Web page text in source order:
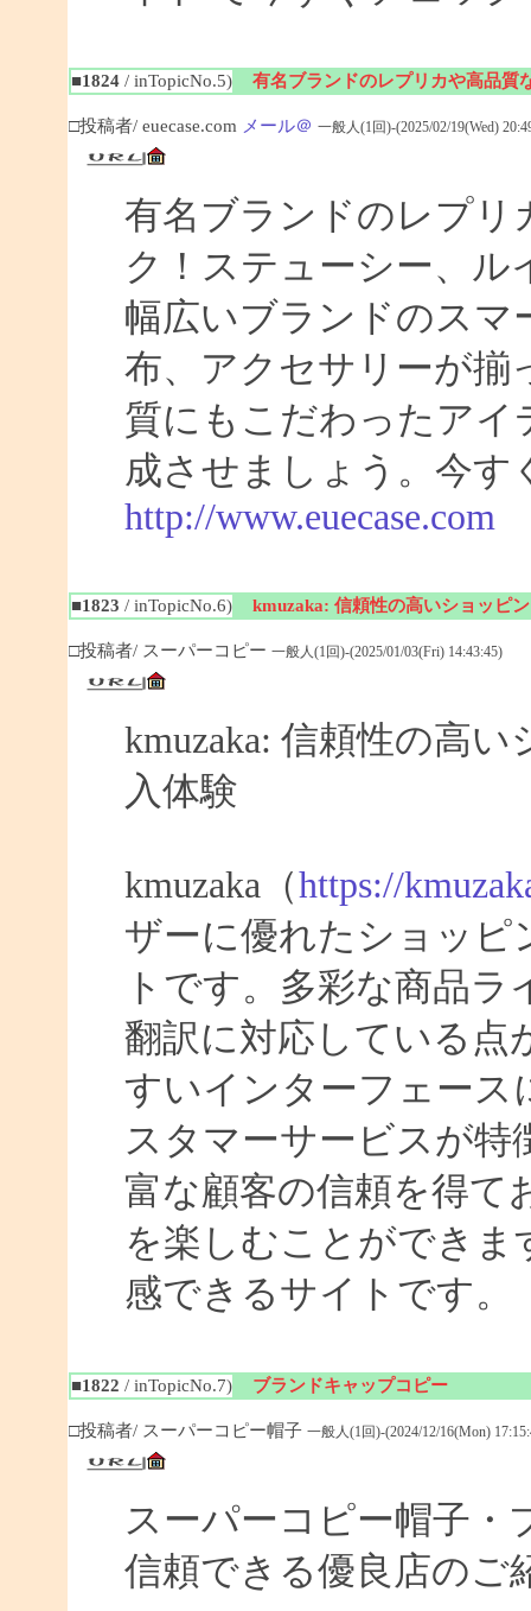
■1824/ inTopicNo.5) 有名ブランドのレプリカや高品質
□投稿者/ euecase.com メール＠ 一般人(1回)-(2025/02/19(Wed)
有名ブランドのレプリ
ク！ステューシー、ル
幅広いブランドのスマ
布、アクセサリーが揃
質にもこだわったア
成させましょう。今す
http://www.euecase.com
■1823 / inTopicNo.6) kmuzaka: 信頼性の高いショッピ
□投稿者/ スーパーコピー 一般人(1回)-(2025/01/03(Fri) 14:43:45)
kmuzaka: 信頼性の高
入体験
kmuzaka（https://
ザーに優れたショッピ
トです。多彩な商品
翻訳に対応している点
すいインターフェース
スタマーサービスが特
富な顧客の信頼を得て
を楽しむことができ
感できるサイトです。
■1822 / inTopicNo.7) ブランドキャップコピー
□投稿者/ スーパーコピー帽子 一般人(1回)-(2024/12/16(Mon)
スーパーコピー帽子・
信頼できる優良店のご